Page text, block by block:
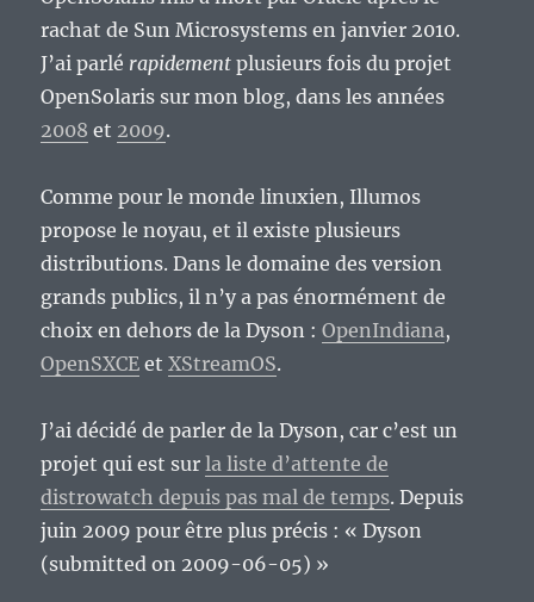
rachat de Sun Microsystems en janvier 2010.
J’ai parlé rapidement plusieurs fois du projet
OpenSolaris sur mon blog, dans les années
2008 et 2009.
Comme pour le monde linuxien, Illumos
propose le noyau, et il existe plusieurs
distributions. Dans le domaine des version
grands publics, il n’y a pas énormément de
choix en dehors de la Dyson :OpenIndiana,
OpenSXCE etXStreamOS.
J’ai décidé de parler de la Dyson, car c’est un
projet qui est surla liste d’attente de
distrowatch depuis pas mal de temps. Depuis
juin 2009 pour être plus précis : « Dyson
(submitted on 2009-06-05) »